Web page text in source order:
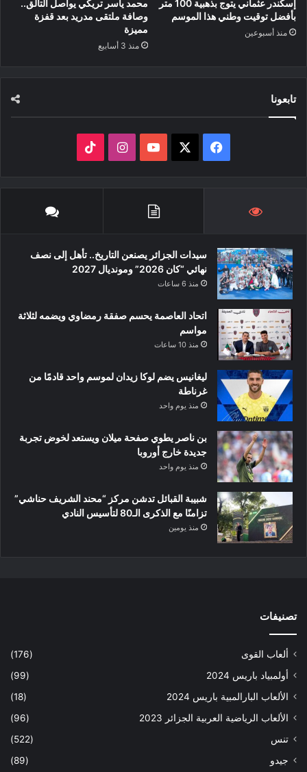
إسكندر عثماني يتوج بذهبية 100 متر
بأفضل توقيت وطني هذا الموسم
منذ أسبوعين
محمد ياسر تريكي يواصل التألق..
وصافة ملتقى مدريد بعد قفزة
مميزة
منذ 3 أسابيع
تابعونا
فيسبوك ‫YouTubeانستقرام
سيدات الجزائر يصنعن التاريخ.. تأهل إلى نصف
نهائي “كان 2026” ومونديال 2027
منذ 6 ساعات
اتحاد العاصمة يحسم صفقة رمضاوي ويضمه لثلاثة
مواسم
منذ 10 ساعات
ليغانيس يضم لوكا زيدان لموسم واحد قادمًا من
غرناطة
منذ يوم واحد
بن ناصر يطوي صفحة ميلان ويستعد لخوض تجربة
جديدة خارج أوروبا
منذ يوم واحد
شبيبة القبائل تدشن مركز “محند الشريف حناشي”
تزامنًا مع الذكرى الـ80 لتأسيس النادي
منذ يومين
تصنيفات
ألعاب القوى
(176)
أولمبياد باريس 2024
(99)
الألعاب البارالمبية باريس 2024
(18)
الألعاب الرياضية العربية الجزائر 2023
(96)
تنس
(522)
جيدو
(89)